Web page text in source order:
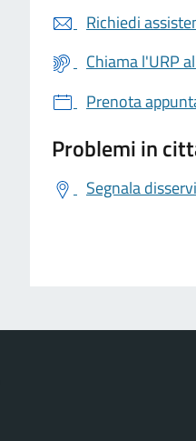
Richiedi
Chiama l'URP
Prenota
Problemi in
Segnala